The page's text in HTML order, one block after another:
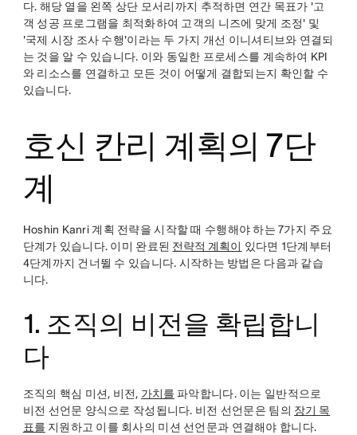
다. 해당 열을 왼쪽 상단 모서리까지 추적하면 연간 목표가 '고
객 성공 프로그램을 최적화하여 고객의 니즈에 맞게 조정' 및
'국제 시장 조사 수행'이라는 두 가지 개선 이니셔티브와 연결되
는 것을 알 수 있습니다. 이와 동일한 프로세스를 계속하여 KPI
와 리소스를 연결하고 모든 것이 어떻게 결합되는지 확인할 수
있습니다.
호신 칸리 계획의 7단
계
Hoshin Kanri 계획 전략을 시작할 때 수행해야 하는 7가지 주요
단계가 있습니다. 이미 완료된 전략적 계획이 있다면 1단계부터
4단계까지 건너뛸 수 있습니다. 시작하는 방법은 다음과 같습
니다.
1. 조직의 비전을 확립합니
다
조직의 핵심 미션, 비전, 가치를 파악합니다. 이는 일반적으로
비전 선언문 양식으로 작성됩니다. 비전 선언문은 팀의 장기 목
표를 지원하고 이를 회사의 미션 선언문과 연결해야 합니다.